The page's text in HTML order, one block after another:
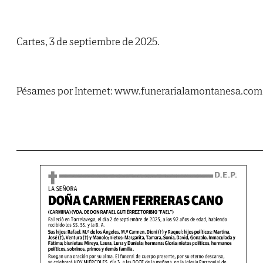
Cartes, 3 de septiembre de 2025.
Pésames por Internet: www.funerarialamontanesa.com